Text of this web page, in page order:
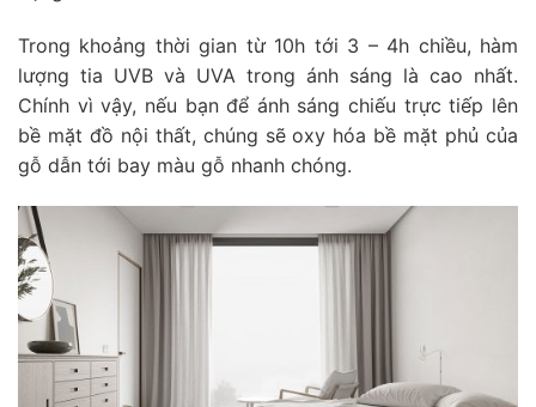
Trong khoảng thời gian từ 10h tới 3 – 4h chiều, hàm
lượng tia UVB và UVA trong ánh sáng là cao nhất.
Chính vì vậy, nếu bạn để ánh sáng chiếu trực tiếp lên
bề mặt đồ nội thất, chúng sẽ oxy hóa bề mặt phủ của
gỗ dẫn tới bay màu gỗ nhanh chóng.